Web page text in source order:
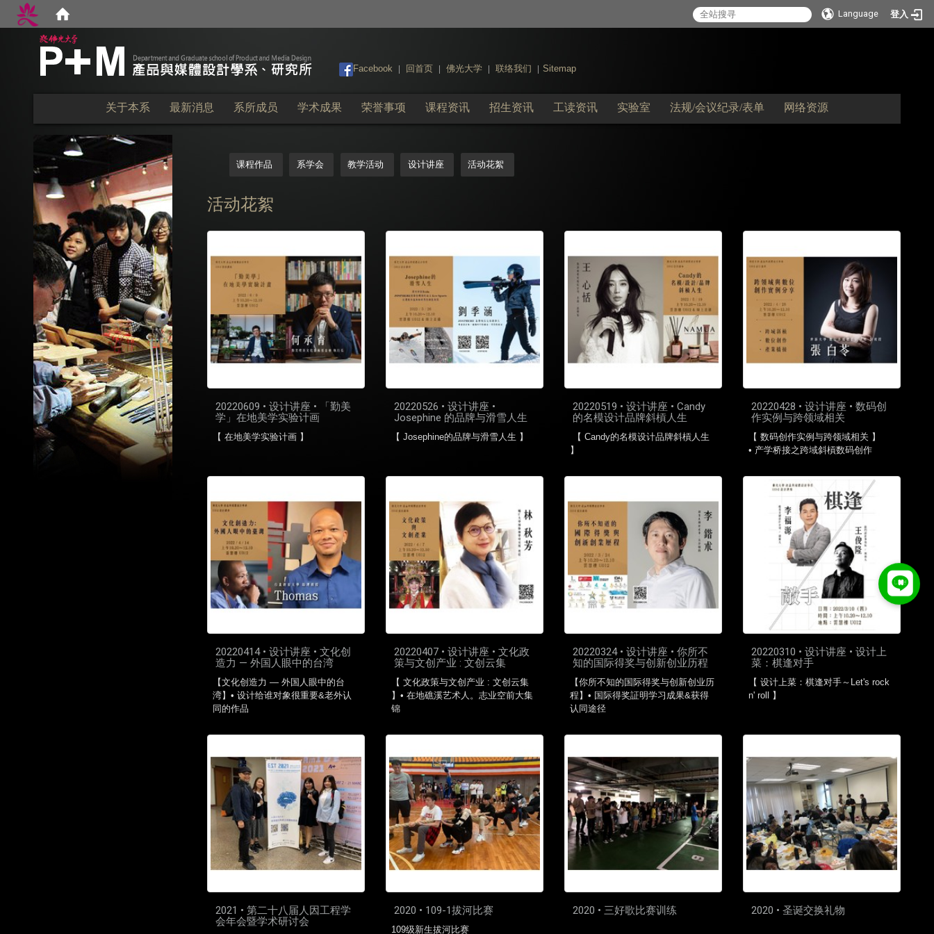
Language 登入
Facebook 回首页 佛光大学 联络我们 Sitemap
关于本系 最新消息 系所成员 学术成果 荣誉事项 课程资讯 招生资讯 工读资讯 实验室 法规/会议纪录/表单 网络资源
课程作品 系学会 教学活动 设计讲座 活动花絮
活动花絮
20220609 • 设计讲座 • 「勤美
学」在地美学实验计画
【 在地美学实验计画 】
20220526 • 设计讲座 •
Josephine 的品牌与滑雪人生
【 Josephine的品牌与滑雪人生 】
20220519 • 设计讲座 • Candy
的名模设计品牌斜槓人生
【 Candy的名模设计品牌斜槓人生
】
20220428 • 设计讲座 • 数码创
作实例与跨领域相关
【 数码创作实例与跨领域相关 】
• 产学桥接之跨域斜槓数码创作
20220414 • 设计讲座 • 文化创
造力 — 外国人眼中的台湾
【文化创造力 — 外国人眼中的台
湾】• 设计给谁对象很重要&老外认
同的作品
20220407 • 设计讲座 • 文化政
策与文创产业 : 文创云集
【 文化政策与文创产业 : 文创云集
】• 在地礁溪艺术人。志业空前大集
锦
20220324 • 设计讲座 • 你所不
知的国际得奖与创新创业历程
【你所不知的国际得奖与创新创业历
程】• 国际得奖証明学习成果&获得
认同途径
20220310 • 设计讲座 • 设计上
菜：棋逢对手
【 设计上菜：棋逢对手～Let's rock
n' roll 】
2021 • 第二十八届人因工程学
会年会暨学术研讨会
2020 • 109-1拔河比赛
109级新生拔河比赛
2020 • 三好歌比赛训练 2020 • 圣诞交换礼物